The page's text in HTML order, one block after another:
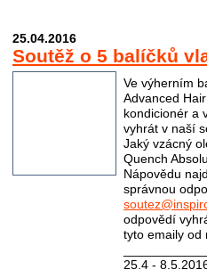
25.04.2016
Soutěž o 5 balíčků
Ve výherním
Advanced
kondicionér a
vyhrát v naší
Jaký vzácný
Quench
Nápovědu
správnou
odpovědí
tyto emaily od
25.4 -